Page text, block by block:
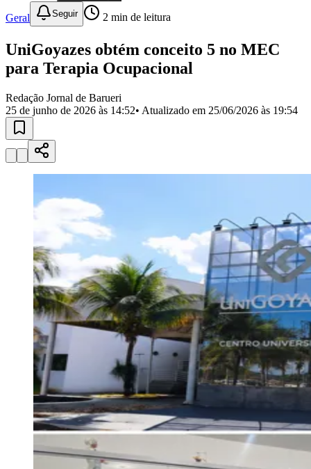
Bairros de Barueri
Selecione sua região Para notícias da sua região
AldeiaAldeia da Serra Aldeia de BarueriAlphaville
VistaCalifórniaCarapicuíba
RegiãoCotia Cruz PretaEngenho NovoFazenda
Militar
Califórnia
Esperança
JulioJardim Líbano
MutingaJardim ParaísoJardim PaulistaJardim ReginaliceJardim São
Jardim Tupanci
Camargos
Parque Imperial
Pirapora
Recanto Phrynéa
SilveiraTamboré Vale do SolVila Barros Vila Boa VistaVila
do CondeVila Engenho Novo Vila Márcia
Vila Nossa Sra. da
EscadaVila PortoVotupoca
Para Sua Empresa
Anuncie no Portal
Guia de Empresas
Divulgar VagasNovo
Publicidade Legal
Negócios Regionais
Turismo
Segurança Regional
Hospitais Estaduais
Parques & Represas
Cidades da Região
Santana de ParnaíbaOsasco ItapeviCotiaPirapora
do Bom JesusAraçariguamaCajamar CaieirasFranco da
Geral Seguir 2 min de leitura
UniGoyazes obtém conceito 5 no MEC
para Terapia Ocupacional
Redação Jornal de Barueri
25 de junho de 2026 às 14:52• Atualizado em 25/06/2026 às 19:54